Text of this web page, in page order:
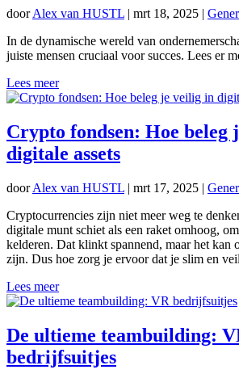
doorAlex van HUSTL | mrt 18, 2025 |
In de dynamische wereld van
juiste mensen cruciaal voor succes. Lees er
Lees meer
Crypto fondsen: Hoe beleg
digitale assets
doorAlex van HUSTL | mrt 17, 2025 |
Cryptocurrencies zijn niet meer weg te
digitale munt schiet als een raket omhoog,
kelderen. Dat klinkt spannend, maar het kan
zijn. Dus hoe zorg je ervoor dat je slim en
Lees meer
De ultieme teambuilding:
bedrijfsuitjes